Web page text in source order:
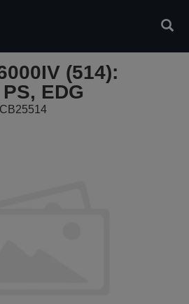
(514):
EDG